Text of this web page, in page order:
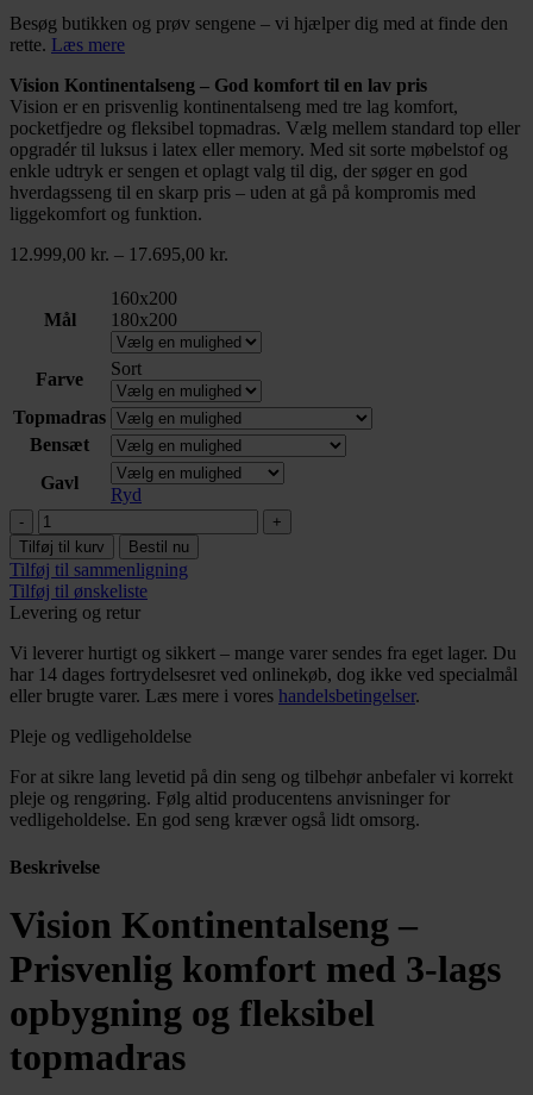
Besøg butikken og prøv sengene – vi hjælper dig med at finde den
rette. Læs mere
Vision Kontinentalseng – God komfort til en lav pris
Vision er en prisvenlig kontinentalseng med tre lag komfort,
pocketfjedre og fleksibel topmadras. Vælg mellem standard top eller
opgradér til luksus i latex eller memory. Med sit sorte møbelstof og
enkle udtryk er sengen et oplagt valg til dig, der søger en god
hverdagsseng til en skarp pris – uden at gå på kompromis med
liggekomfort og funktion.
12.999,00 kr. – 17.695,00 kr.
Mål
160x200
180x200
Farve
Sort
Topmadras
Bensæt
Gavl
Ryd
Vision
kontinental
160/180x200
antal
Tilføj til kurv Bestil nu
Tilføj til sammenligning
Tilføj til ønskeliste
Levering og retur
Vi leverer hurtigt og sikkert – mange varer sendes fra eget lager. Du
har 14 dages fortrydelsesret ved onlinekøb, dog ikke ved specialmål
eller brugte varer. Læs mere i vores handelsbetingelser.
Pleje og vedligeholdelse
For at sikre lang levetid på din seng og tilbehør anbefaler vi korrekt
pleje og rengøring. Følg altid producentens anvisninger for
vedligeholdelse. En god seng kræver også lidt omsorg.
Beskrivelse
Vision Kontinentalseng –
Prisvenlig komfort med 3-lags
opbygning og fleksibel
topmadras